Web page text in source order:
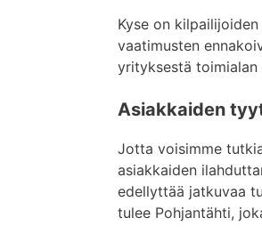
Kyse on
vaatimusten
yrityksestä toimialan
Asiakkaiden
Jotta voisimme
asiakkaiden
edellyttää jatkuvaa
tulee Pohjantähti,